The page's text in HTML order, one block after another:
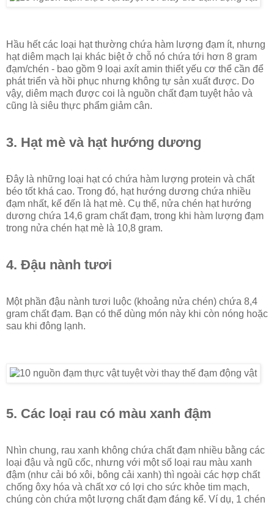
Hầu hết các loại hạt thường chứa hàm lượng đạm ít, nhưng
hạt diêm mạch lại khác biệt ở chỗ nó chứa tới hơn 8 gram
đạm/chén - bao gồm 9 loại axít amin thiết yếu cơ thể cần để
phát triển và hồi phục nhưng không tự sản xuất được. Do
vậy, diêm mạch được coi là nguồn chất đạm tuyệt hảo và
cũng là siêu thực phẩm giảm cân.
3. Hạt mè và hạt hướng dương
Đây là những loại hạt có chứa hàm lượng protein và chất
béo tốt khá cao. Trong đó, hạt hướng dương chứa nhiều
đạm nhất, kế đến là hạt mè. Cụ thể, nửa chén hạt hướng
dương chứa 14,6 gram chất đạm, trong khi hàm lượng đạm
trong nửa chén hạt mè là 10,8 gram.
4. Đậu nành tươi
Một phần đậu nành tươi luộc (khoảng nửa chén) chứa 8,4
gram chất đạm. Bạn có thể dùng món này khi còn nóng hoặc
sau khi đông lạnh.
5. Các loại rau có màu xanh đậm
Nhìn chung, rau xanh không chứa chất đạm nhiều bằng các
loại đậu và ngũ cốc, nhưng với một số loại rau màu xanh
đậm (như cải bó xôi, bông cải xanh) thì ngoài các hợp chất
chống ôxy hóa và chất xơ có lợi cho sức khỏe tim mạch,
chúng còn chứa một lượng chất đạm đáng kể. Ví dụ, 1 chén